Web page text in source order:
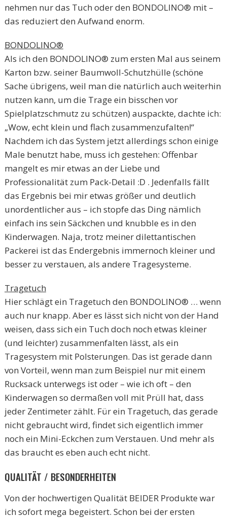
nehmen nur das Tuch oder den BONDOLINO® mit –
das reduziert den Aufwand enorm.
BONDOLINO®
Als ich den BONDOLINO® zum ersten Mal aus seinem
Karton bzw. seiner Baumwoll-Schutzhülle (schöne
Sache übrigens, weil man die natürlich auch weiterhin
nutzen kann, um die Trage ein bisschen vor
Spielplatzschmutz zu schützen) auspackte, dachte ich:
„Wow, echt klein und flach zusammenzufalten!“
Nachdem ich das System jetzt allerdings schon einige
Male benutzt habe, muss ich gestehen: Offenbar
mangelt es mir etwas an der Liebe und
Professionalität zum Pack-Detail :D . Jedenfalls fällt
das Ergebnis bei mir etwas größer und deutlich
unordentlicher aus – ich stopfe das Ding nämlich
einfach ins sein Säckchen und knubble es in den
Kinderwagen. Naja, trotz meiner dilettantischen
Packerei ist das Endergebnis immernoch kleiner und
besser zu verstauen, als andere Tragesysteme.
Tragetuch
Hier schlägt ein Tragetuch den BONDOLINO® … wenn
auch nur knapp. Aber es lässt sich nicht von der Hand
weisen, dass sich ein Tuch doch noch etwas kleiner
(und leichter) zusammenfalten lässt, als ein
Tragesystem mit Polsterungen. Das ist gerade dann
von Vorteil, wenn man zum Beispiel nur mit einem
Rucksack unterwegs ist oder – wie ich oft – den
Kinderwagen so dermaßen voll mit Prüll hat, dass
jeder Zentimeter zählt. Für ein Tragetuch, das gerade
nicht gebraucht wird, findet sich eigentlich immer
noch ein Mini-Eckchen zum Verstauen. Und mehr als
das braucht es eben auch echt nicht.
QUALITÄT / BESONDERHEITEN
Von der hochwertigen Qualität BEIDER Produkte war
ich sofort mega begeistert. Schon bei der ersten